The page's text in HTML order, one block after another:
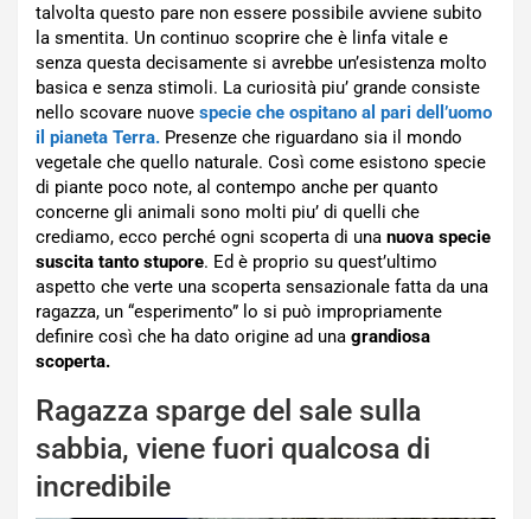
talvolta questo pare non essere possibile avviene subito
la smentita. Un continuo scoprire che è linfa vitale e
senza questa decisamente si avrebbe un’esistenza molto
basica e senza stimoli. La curiosità piu’ grande consiste
nello scovare nuove specie che ospitano al pari dell’uomo
il pianeta Terra. Presenze che riguardano sia il mondo
vegetale che quello naturale. Così come esistono specie
di piante poco note, al contempo anche per quanto
concerne gli animali sono molti piu’ di quelli che
crediamo, ecco perché ogni scoperta di una nuova specie
suscita tanto stupore. Ed è proprio su quest’ultimo
aspetto che verte una scoperta sensazionale fatta da una
ragazza, un “esperimento” lo si può impropriamente
definire così che ha dato origine ad una grandiosa
scoperta.
Ragazza sparge del sale sulla
sabbia, viene fuori qualcosa di
incredibile